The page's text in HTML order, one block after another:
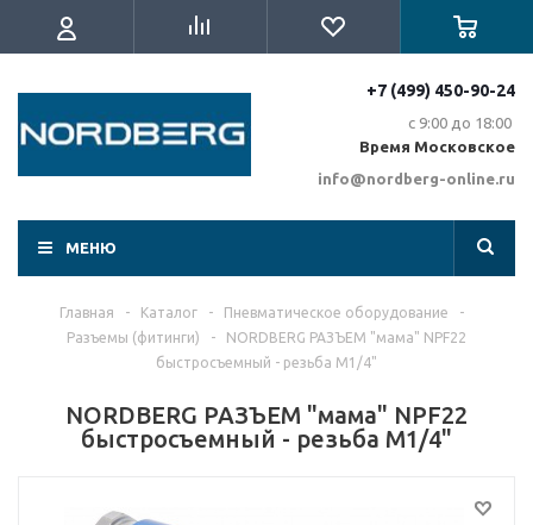
+7 (499) 450-90-24
с 9:00 до 18:00
Время Московское
info@nordberg-online.ru
МЕНЮ
Главная - Каталог - Пневматическое оборудование
-
Разъемы (фитинги)
-
NORDBERG РАЗЪЕМ "мама" NPF22
быстросъемный - резьба M1/4"
NORDBERG РАЗЪЕМ "мама" NPF22
быстросъемный - резьба M1/4"